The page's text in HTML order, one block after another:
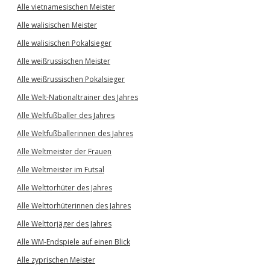
Alle vietnamesischen Meister
Alle walisischen Meister
Alle walisischen Pokalsieger
Alle weißrussischen Meister
Alle weißrussischen Pokalsieger
Alle Welt-Nationaltrainer des Jahres
Alle Weltfußballer des Jahres
Alle Weltfußballerinnen des Jahres
Alle Weltmeister der Frauen
Alle Weltmeister im Futsal
Alle Welttorhüter des Jahres
Alle Welttorhüterinnen des Jahres
Alle Welttorjäger des Jahres
Alle WM-Endspiele auf einen Blick
Alle zyprischen Meister